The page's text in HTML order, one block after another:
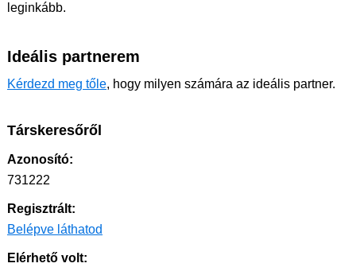
leginkább.
Ideális partnerem
Kérdezd meg tőle, hogy milyen számára az ideális partner.
Társkeresőről
Azonosító:
731222
Regisztrált:
Belépve láthatod
Elérhető volt: